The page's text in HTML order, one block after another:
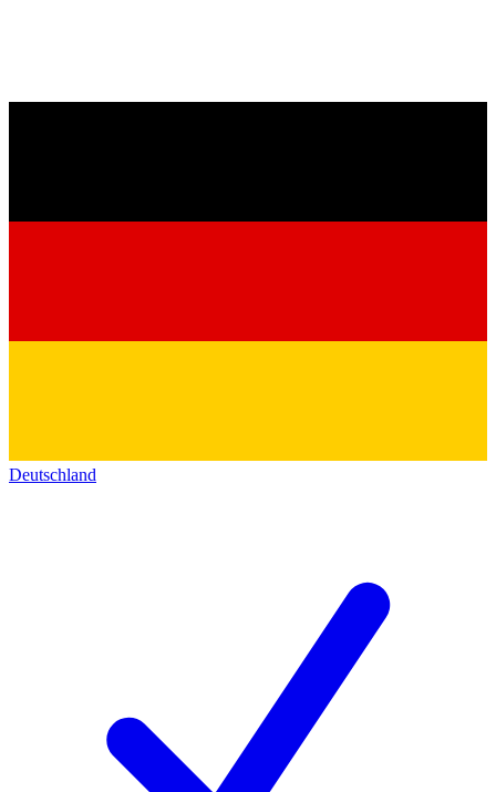
Deutschland